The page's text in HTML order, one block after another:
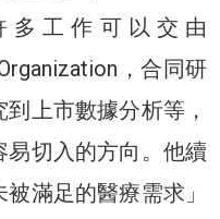
多工作可以交由
，合同研
上市數據分析等，
易切入的方向。他續
滿足的醫療需求」